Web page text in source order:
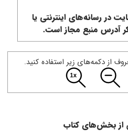
در رسانه‌های اینترنتی یا
آدرس منبع مجاز است.
از دکمه‌های زیر استفاده کنید.
از بخش‌های کتاب